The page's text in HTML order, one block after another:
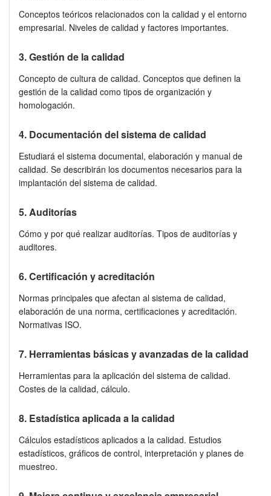
Conceptos teóricos relacionados con la calidad y el entorno
empresarial. Niveles de calidad y factores importantes.
3. Gestión de la calidad
Concepto de cultura de calidad. Conceptos que definen la
gestión de la calidad como tipos de organización y
homologación.
4. Documentación del sistema de calidad
Estudiará el sistema documental, elaboración y manual de
calidad. Se describirán los documentos necesarios para la
implantación del sistema de calidad.
5. Auditorías
Cómo y por qué realizar auditorías. Tipos de auditorías y
auditores.
6. Certificación y acreditación
Normas principales que afectan al sistema de calidad,
elaboración de una norma, certificaciones y acreditación.
Normativas ISO.
7. Herramientas básicas y avanzadas de la calidad
Herramientas para la aplicación del sistema de calidad.
Costes de la calidad, cálculo.
8. Estadística aplicada a la calidad
Cálculos estadísticos aplicados a la calidad. Estudios
estadísticos, gráficos de control, interpretación y planes de
muestreo.